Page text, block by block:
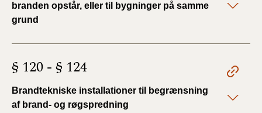
branden opstår, eller til bygninger på samme
grund
§ 120 - § 124
Brandtekniske installationer til begrænsning
af brand- og røgspredning